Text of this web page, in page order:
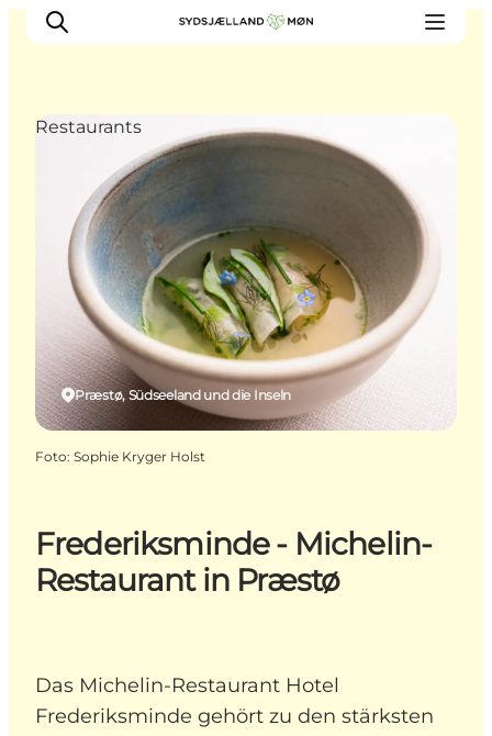
Erleben
Städte und Orte
Events
Essen
Unterkunft
Reise planen
Frederiksminde - Michelin-
Restaurant in Præstø
Das Michelin-Restaurant Hotel
Frederiksminde gehört zu den stärksten
Præstø, Südseeland und die Inseln
Restaurants
Foto: Sophie Kryger Holst